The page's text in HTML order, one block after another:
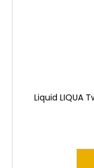
Liquid LIQUA